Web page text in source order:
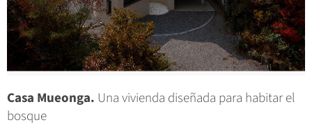
Casa Mueonga. Una vivienda diseñada para habitar el
bosque